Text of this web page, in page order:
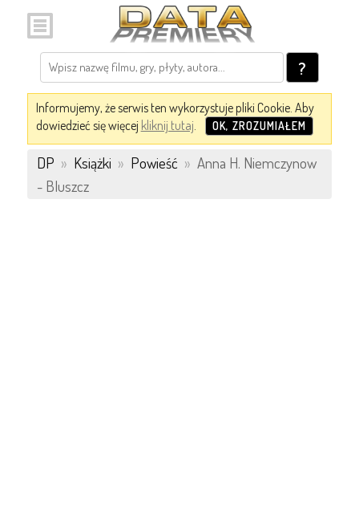
?
Informujemy, że serwis ten wykorzystuje pliki Cookie. Aby
dowiedzieć się więcej kliknij tutaj. OK, ZROZUMIAŁEM
DP » Książki » Powieść » Anna H. Niemczynow
- Bluszcz